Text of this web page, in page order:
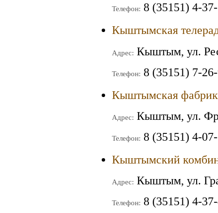
Телефон: 8 (35151) 4-
Кыштымская
Адрес: Кыштым, ул.
Телефон: 8 (35151) 7-
Кыштымская
Адрес: Кыштым, ул.
Телефон: 8 (35151) 4-
Кыштымский
Адрес: Кыштым, ул.
Телефон: 8 (35151) 4-